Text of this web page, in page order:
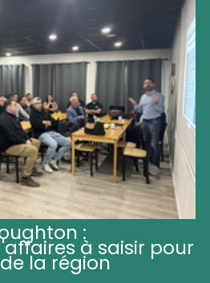
:
à saisir pour
la région